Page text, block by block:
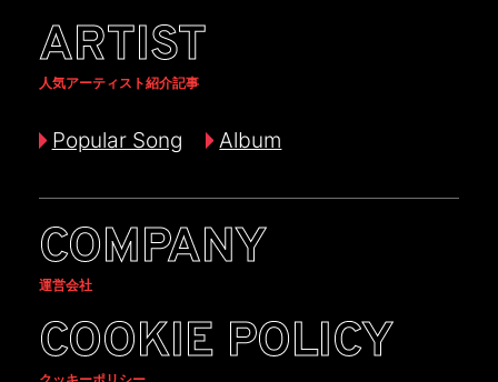
ARTIST
人気アーティスト紹介記事
Popular Song Album
COMPANY
運営会社
COOKIE POLICY